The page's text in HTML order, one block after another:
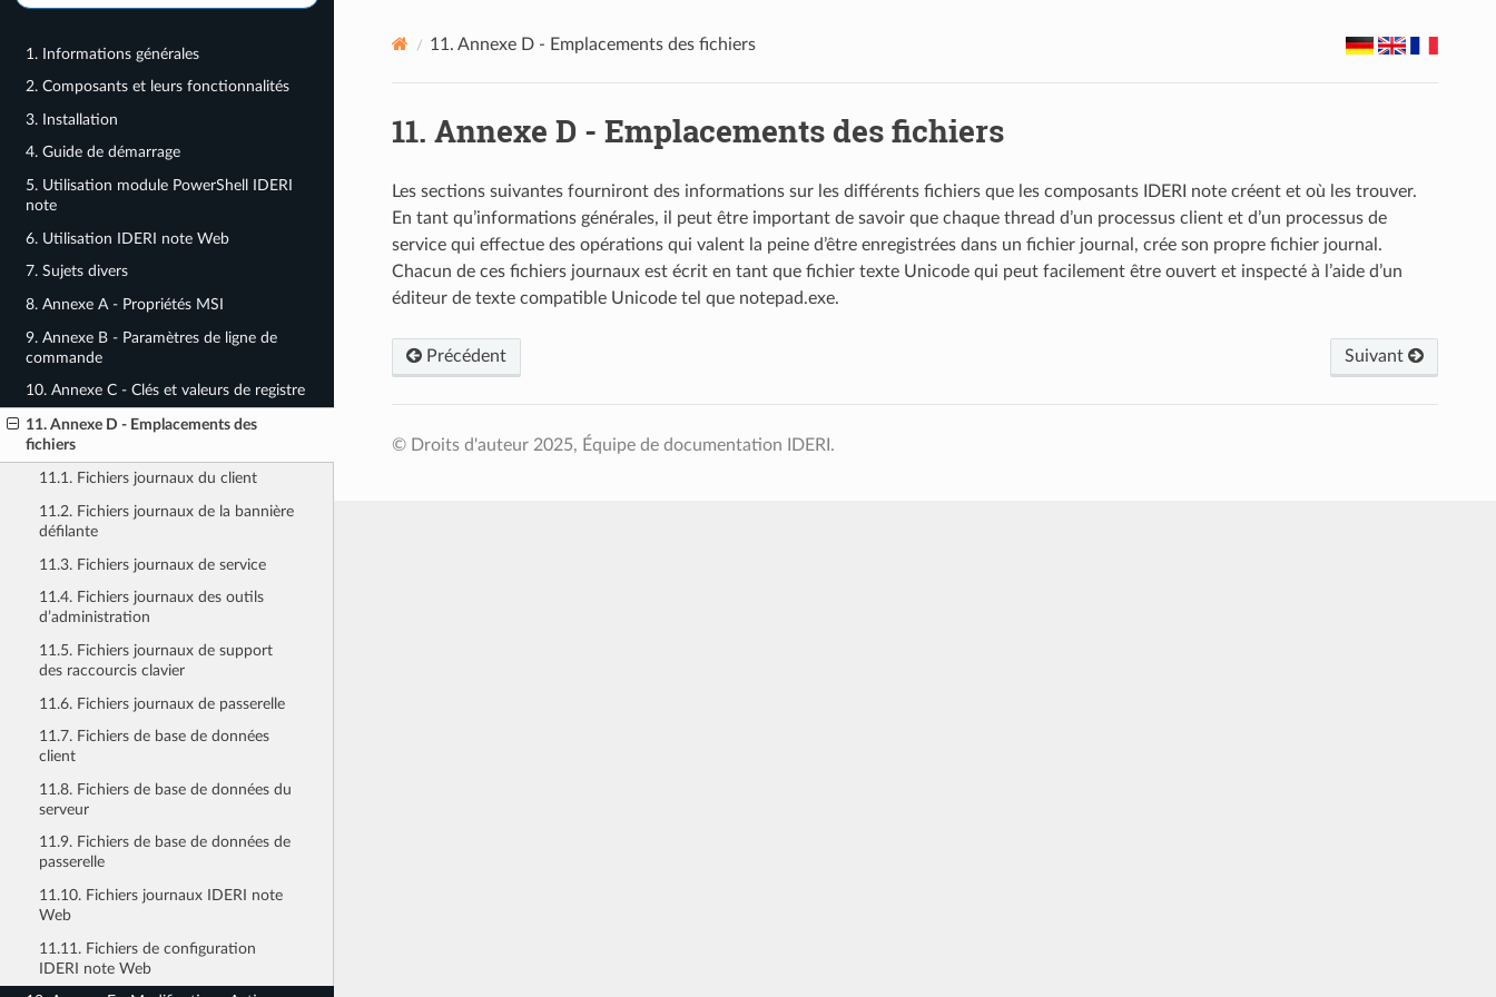
1. Informations générales
2. Composants et leurs fonctionnalités
3. Installation
4. Guide de démarrage
5. Utilisation module PowerShell IDERI
note
6. Utilisation IDERI note Web
7. Sujets divers
8. Annexe A - Propriétés MSI
9. Annexe B - Paramètres de ligne de
commande
10. Annexe C - Clés et valeurs de registre
11. Annexe D - Emplacements des
fichiers
11.1. Fichiers journaux du client
11.2. Fichiers journaux de la bannière
défilante
11.3. Fichiers journaux de service
11.4. Fichiers journaux des outils
d’administration
11.5. Fichiers journaux de support
des raccourcis clavier
11.6. Fichiers journaux de passerelle
11.7. Fichiers de base de données
client
11.8. Fichiers de base de données du
serveur
11.9. Fichiers de base de données de
passerelle
11.10. Fichiers journaux IDERI note
Web
11.11. Fichiers de configuration
IDERI note Web
11. Annexe D - Emplacements des fichiers
11. Annexe D - Emplacements des fichiers
Les sections suivantes fourniront des informations sur les différents fichiers que les composants IDERI note créent et où les trouver.
En tant qu’informations générales, il peut être important de savoir que chaque thread d’un processus client et d’un processus de
service qui effectue des opérations qui valent la peine d’être enregistrées dans un fichier journal, crée son propre fichier journal.
Chacun de ces fichiers journaux est écrit en tant que fichier texte Unicode qui peut facilement être ouvert et inspecté à l’aide d’un
éditeur de texte compatible Unicode tel que notepad.exe.
Précédent Suivant
© Droits d'auteur 2025, Équipe de documentation IDERI.